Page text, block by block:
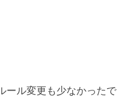
ール変更も少なかったで